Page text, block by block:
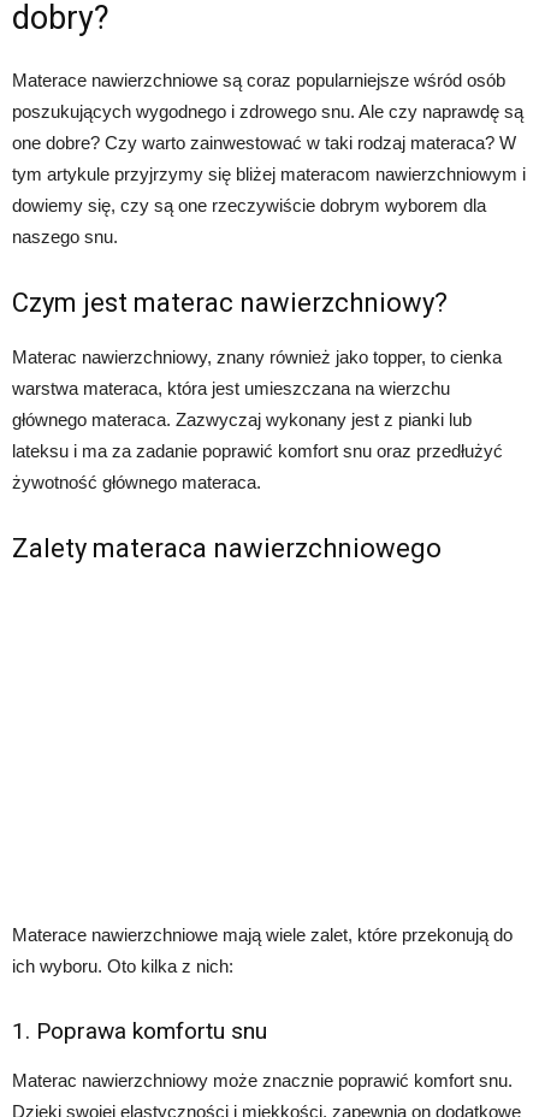
dobry?
Materace nawierzchniowe są coraz popularniejsze wśród osób
poszukujących wygodnego i zdrowego snu. Ale czy naprawdę są
one dobre? Czy warto zainwestować w taki rodzaj materaca? W
tym artykule przyjrzymy się bliżej materacom nawierzchniowym i
dowiemy się, czy są one rzeczywiście dobrym wyborem dla
naszego snu.
Czym jest materac nawierzchniowy?
Materac nawierzchniowy, znany również jako topper, to cienka
warstwa materaca, która jest umieszczana na wierzchu
głównego materaca. Zazwyczaj wykonany jest z pianki lub
lateksu i ma za zadanie poprawić komfort snu oraz przedłużyć
żywotność głównego materaca.
Zalety materaca nawierzchniowego
Materace nawierzchniowe mają wiele zalet, które przekonują do
ich wyboru. Oto kilka z nich:
1. Poprawa komfortu snu
Materac nawierzchniowy może znacznie poprawić komfort snu.
Dzięki swojej elastyczności i miękkości, zapewnia on dodatkowe